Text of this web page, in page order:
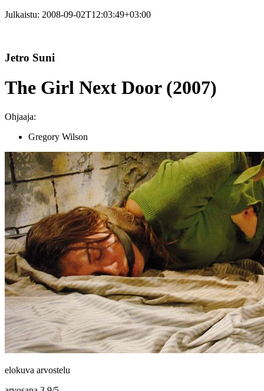
Julkaistu: 2008-09-02T12:03:49+03:00
Jetro Suni
The Girl Next Door (2007)
Ohjaaja:
Gregory Wilson
elokuva arvostelu